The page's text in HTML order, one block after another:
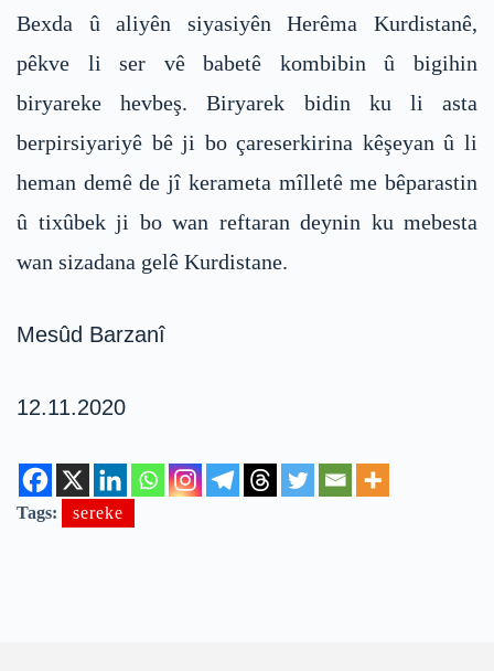
Bexda û aliyên siyasiyên Herêma Kurdistanê,
pêkve li ser vê babetê kombibin û bigihin
biryareke hevbeş. Biryarek bidin ku li asta
berpirsiyariyê bê ji bo çareserkirina kêşeyan û li
heman demê de jî kerameta mîlletê me bêparastin
û tixûbek ji bo wan reftaran deynin ku mebesta
wan sizadana gelê Kurdistane.
Mesûd Barzanî
12.11.2020
Tags: sereke